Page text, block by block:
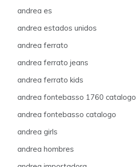
andrea es
andrea estados unidos
andrea ferrato
andrea ferrato jeans
andrea ferrato kids
andrea fontebasso 1760 catalogo
andrea fontebasso catalogo
andrea girls
andrea hombres